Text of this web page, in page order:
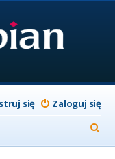
Zaloguj się
się
z